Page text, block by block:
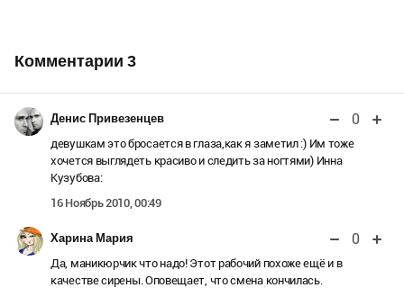
Комментарии 3
Денис Привезенцев 0
девушкам это бросается в глаза,как я заметил :) Им тоже
хочется выглядеть красиво и следить за ногтями) Инна
Кузубова:
16 Ноябрь 2010, 00:49
Харина Мария 0
Да, маникюрчик что надо! Этот рабочий похоже ещё и в
качестве сирены. Оповещает, что смена кончилась.